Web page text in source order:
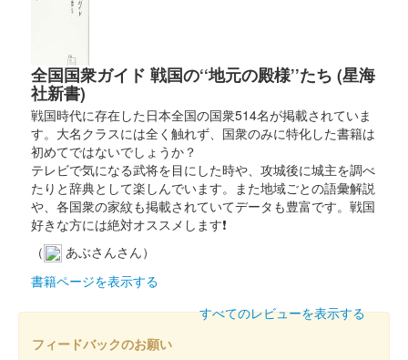
熊本城 御城印
熊本城で会おう・武士の魂-2024にてオシロボッツ×熊本城がコ
ラボした御城印が販売された。加藤清正と2枚並べると熊本城天
守閣のデザインになる。
熊本城 御城印 新春限定 辰年版
販売終了
2024枚限定。
熊本城 御城印 オシロボット 熊本城
販売終了
全国国衆ガイド 戦国の‘‘地元の殿様’’たち (星海
社新書)
戦国時代に存在した日本全国の国衆514名が掲載されていま
す。大名クラスには全く触れず、国衆のみに特化した書籍は
初めてではないでしょうか？
テレビで気になる武将を目にした時や、攻城後に城主を調べ
たりと辞典として楽しんでいます。また地域ごとの語彙解説
や、各国衆の家紋も掲載されていてデータも豊富です。戦国
好きな方には絶対オススメします❗
（
あぶさんさん）
書籍ページを表示する
すべてのレビューを表示する
フィードバックのお願い